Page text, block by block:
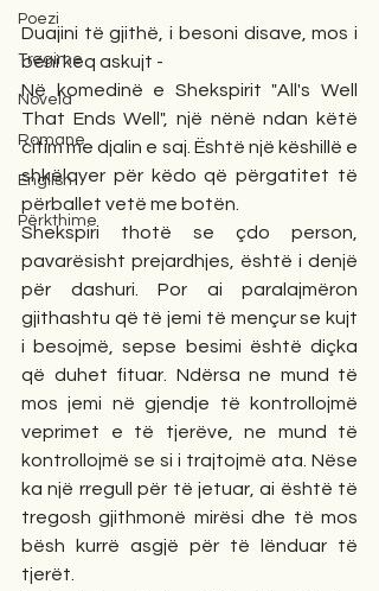
Poezi
Tregime
Novela
Romane
English
Përkthime
Duajini të gjithë, i besoni disave, mos i
bëni keq askujt -
Në komedinë e Shekspirit "All's Well
That Ends Well", një nënë ndan këtë
citim me djalin e saj. Është një këshillë e
shkëlqyer për këdo që përgatitet të
përballet vetë me botën.
Shekspiri thotë se çdo person,
pavarësisht prejardhjes, është i denjë
për dashuri. Por ai paralajmëron
gjithashtu që të jemi të mençur se kujt
i besojmë, sepse besimi është diçka
që duhet fituar. Ndërsa ne mund të
mos jemi në gjendje të kontrollojmë
veprimet e të tjerëve, ne mund të
kontrollojmë se si i trajtojmë ata. Nëse
ka një rregull për të jetuar, ai është të
tregosh gjithmonë mirësi dhe të mos
bësh kurrë asgjë për të lënduar të
tjerët.